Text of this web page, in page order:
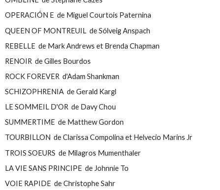
OPERACIÓN E de Miguel Courtois Paternina
QUEEN OF MONTREUIL de Sólveig Anspach
REBELLE de Mark Andrews et Brenda Chapman
RENOIR de Gilles Bourdos
ROCK FOREVER d'Adam Shankman
SCHIZOPHRENIA de Gerald Kargl
LE SOMMEIL D'OR de Davy Chou
SUMMERTIME de Matthew Gordon
TOURBILLON de Clarissa Compolina et Helvecio Marins Jr
TROIS SOEURS de Milagros Mumenthaler
LA VIE SANS PRINCIPE de Johnnie To
VOIE RAPIDE de Christophe Sahr